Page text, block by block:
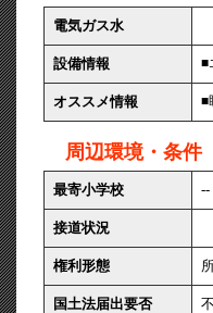
電気ガス水
設備情報 ■
オススメ情報 ■
周辺環境・条件
最寄小学校 --
接道状況
権利形態
国土法届出要否